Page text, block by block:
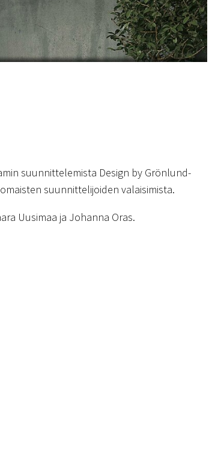
suunnittelemista Design by Grönlund-
suunnittelijoiden valaisimista.
Uusimaa ja Johanna Oras.